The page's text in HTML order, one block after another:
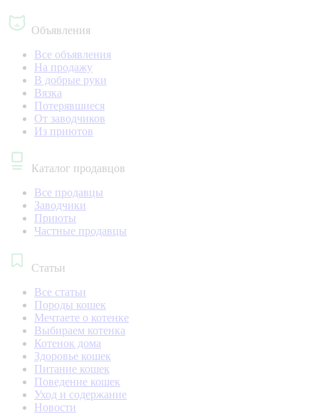
Объявления
Все объявления
На продажу
В добрые руки
Вязка
Потерявшиеся
От заводчиков
Из приютов
Каталог продавцов
Все продавцы
Заводчики
Приюты
Частные продавцы
Статьи
Все статьи
Породы кошек
Мечтаете о котенке
Выбираем котенка
Котенок дома
Здоровье кошек
Питание кошек
Поведение кошек
Уход и содержание
Новости